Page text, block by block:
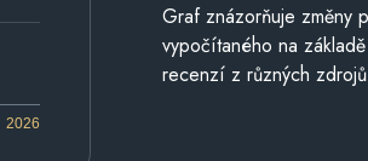
2026
Graf znázorňuje změny
vypočítaného na
recenzí z různých